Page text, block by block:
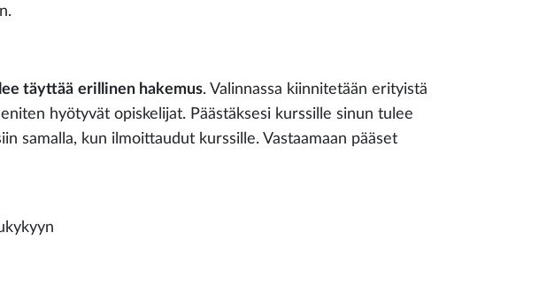
täyttää erillinen hakemus. Valinnassa kiinnitetään erityistä
hyötyvät opiskelijat. Päästäksesi kurssille sinun tulee
samalla, kun ilmoittaudut kurssille. Vastaamaan pääset